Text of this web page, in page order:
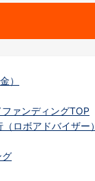
）
ァンディングTOP
ロボアドバイザー）
グ